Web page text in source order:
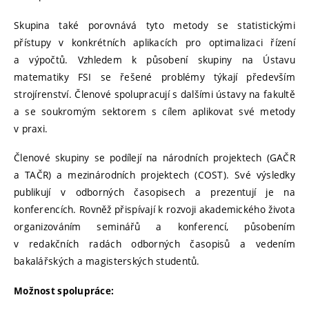
Skupina také porovnává tyto metody se statistickými
přístupy v konkrétních aplikacích pro optimalizaci řízení
a výpočtů. Vzhledem k působení skupiny na Ústavu
matematiky FSI se řešené problémy týkají především
strojírenství. Členové spolupracují s dalšími ústavy na fakultě
a se soukromým sektorem s cílem aplikovat své metody
v praxi.
Členové skupiny se podílejí na národních projektech (GAČR
a TAČR) a mezinárodních projektech (COST). Své výsledky
publikují v odborných časopisech a prezentují je na
konferencích. Rovněž přispívají k rozvoji akademického života
organizováním seminářů a konferencí, působením
v redakčních radách odborných časopisů a vedením
bakalářských a magisterských studentů.
Možnost spolupráce: